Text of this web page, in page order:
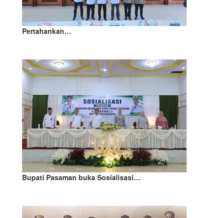
Pertahankan…
Bupati Pasaman buka Sosialisasi…